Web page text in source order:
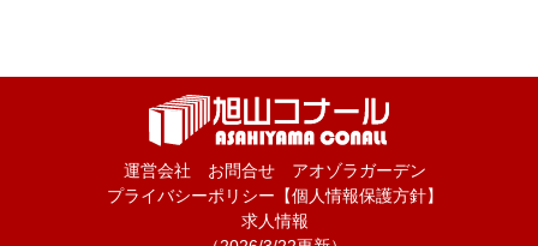
運営会社 お問合せ
アオゾラガーデン
プライバシーポリシー【個人情報保護方針】
求人情報